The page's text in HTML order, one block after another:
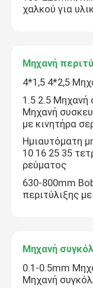
μηχανή
Καλώδιο που
Μηχανή
Μηχανή
Μηχανή
χαλκού για
Μηχανή
4*1,5 4*2,5
1.5 2.5
Μηχανή
με κινητήρα
Ημιαυτόματη
10 16 25 35
ρεύματος
630-800mm
περιτύλιξης
Μηχανή
0.1-0.5mm
Μηχανή